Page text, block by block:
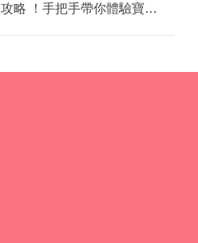
攻略 ！手把手帶你體驗寶可